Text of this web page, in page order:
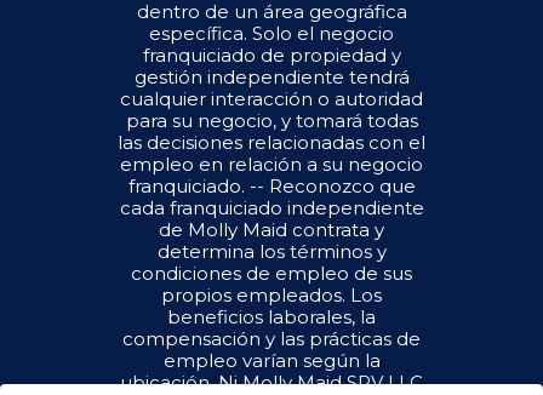
dentro de un área geográfica
específica. Solo el negocio
franquiciado de propiedad y
gestión independiente tendrá
cualquier interacción o autoridad
para su negocio, y tomará todas
las decisiones relacionadas con el
empleo en relación a su negocio
franquiciado. -- Reconozco que
cada franquiciado independiente
de Molly Maid contrata y
determina los términos y
condiciones de empleo de sus
propios empleados. Los
beneficios laborales, la
compensación y las prácticas de
empleo varían según la
ubicación. Ni Molly Maid SPV LLC